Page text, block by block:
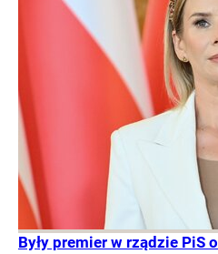
Były premier w rządzie PiS